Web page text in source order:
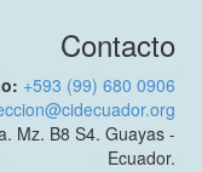
Contacto
+593 (99) 680 0906
Mz. B8 S4. Guayas -
Ecuador.